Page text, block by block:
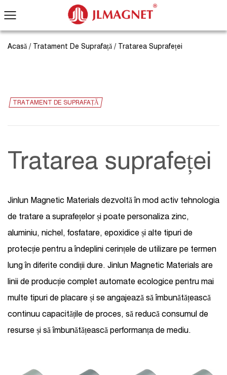
Acasă / Tratament De Suprafață / Tratarea Suprafeței
TRATAMENT DE SUPRAFAȚĂ
Tratarea suprafeței
Jinlun Magnetic Materials dezvoltă în mod activ tehnologia
de tratare a suprafețelor și poate personaliza zinc,
aluminiu, nichel, fosfatare, epoxidice și alte tipuri de
protecție pentru a îndeplini cerințele de utilizare pe termen
lung în diferite condiții dure. Jinlun Magnetic Materials are
linii de producție complet automate ecologice pentru mai
multe tipuri de placare și se angajează să îmbunătățească
continuu capacitățile de proces, să reducă consumul de
resurse și să îmbunătățească performanța de mediu.